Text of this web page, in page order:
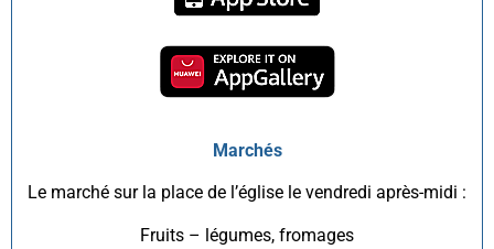
Marchés
Le marché sur la place de l’église le vendredi après-midi :
Fruits – légumes, fromages